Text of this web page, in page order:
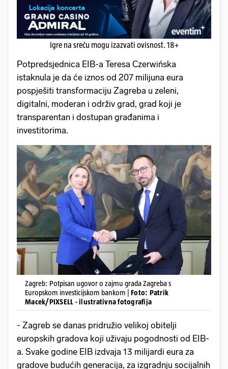
Igre na sreću mogu izazvati ovisnost. 18+
Potpredsjednica EIB-a Teresa Czerwińska
istaknula je da će iznos od 207 milijuna eura
pospješiti transformaciju Zagreba u zeleni,
digitalni, moderan i održiv grad, grad koji je
transparentan i dostupan građanima i
investitorima.
Zagreb: Potpisan ugovor o zajmu grada Zagreba s
Europskom investicijskom bankom | Foto: Patrik
Macek/PIXSELL - ilustrativna fotografija
- Zagreb se danas pridružio velikoj obitelji
europskih gradova koji uživaju pogodnosti od EIB-
a. Svake godine EIB izdvaja 13 milijardi eura za
gradove budućih generacija, za izgradnju socijalnih